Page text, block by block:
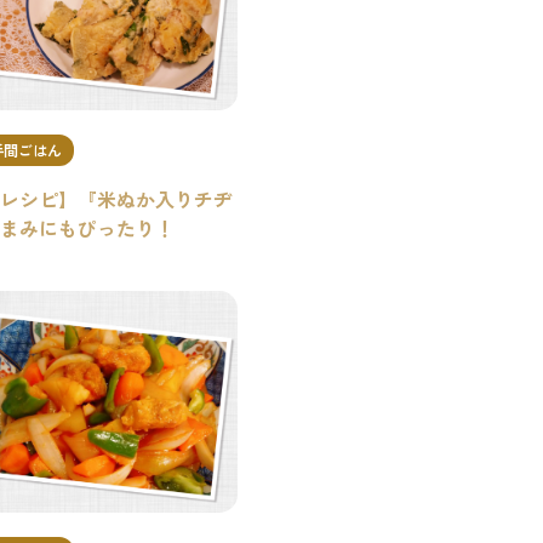
ごはん
シピ】『米ぬか入りチヂ
みにもぴったり！